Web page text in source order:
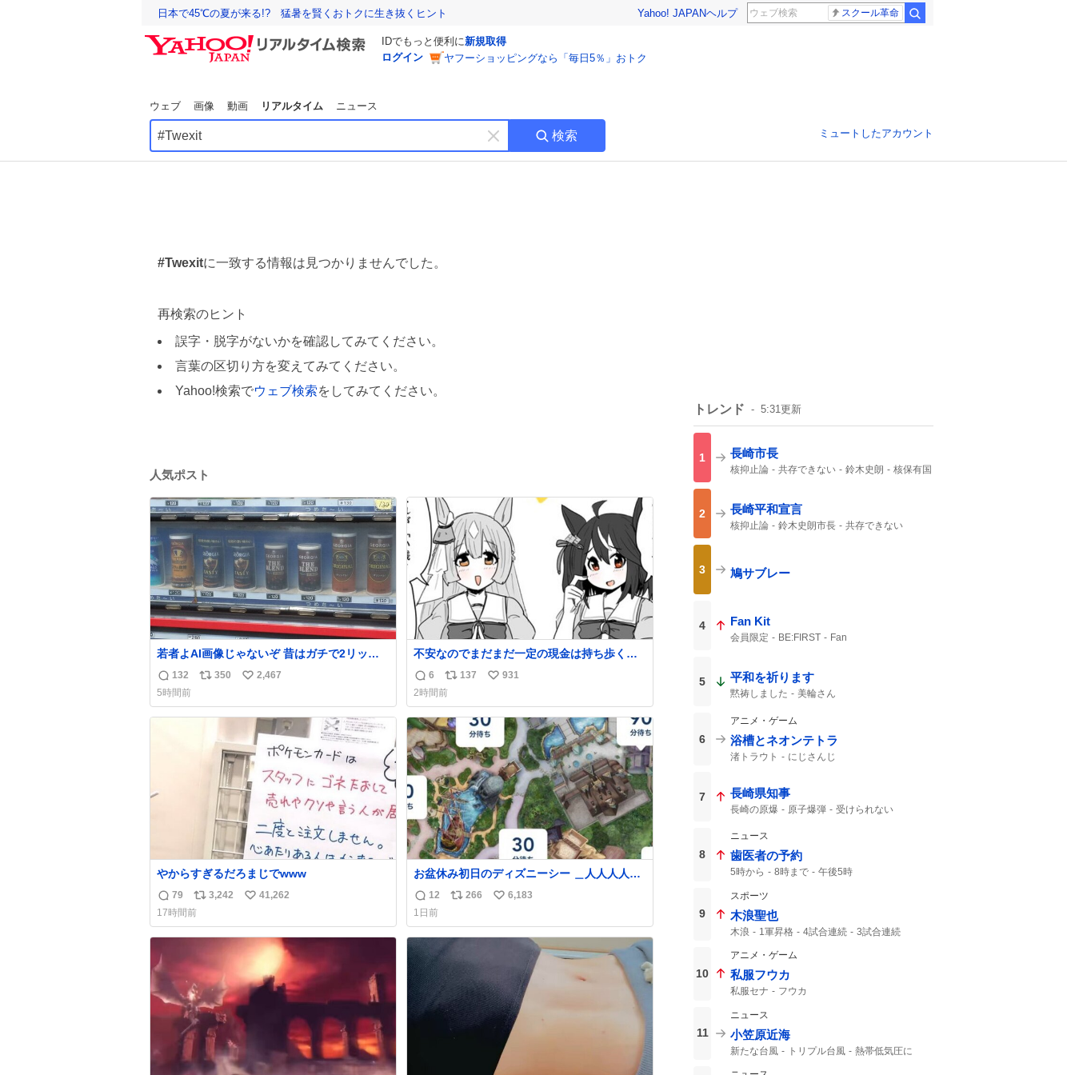
日本で45℃の夏が来る!? 猛暑を賢くおトクに生き抜くヒント Yahoo! JAPANヘルプ スクール革命
IDでもっと便利に新規取得
ログイン
ヤフーショッピングなら「毎日5％」おトク
ウェブ 画像 動画 リアルタイム ニュース
キ
ー
検索 ミュートしたアカウント
#Twexitに一致する情報は見つかりませんでした。
再検索のヒント
誤字・脱字がないかを確認してみてください。
言葉の区切り方を変えてみてください。
Yahoo!検索でウェブ検索をしてみてください。
人気ポスト
若者よAI画像じゃないぞ 昔はガチで2リット
ル売ってたんやでw
返
信
数
132
リ
ス
350
い
ね
数
2,467
5時間前
不安なのでまだまだ一定の現金は持ち歩く派
です。 #ウマ娘
返
信
数
6
リ
ポ
ス
ト
数
137
い
ね
数
931
2時間前
やからすぎるだろまじでwww
返
信
数
79
リ
ポ
ス
数
3,242
い
ね
数
41,262
17時間前
お盆休み初日のディズニーシー ＿人人人人人
返
信
数
12
リ
ス
266
い
ね
6,183
1日前
トレンド 5:31更新
1 長崎市長
核抑止論 共存できない 鈴木史朗
核保有国
2 長崎平和宣言
核抑止論 鈴木史朗市長
共存できない
3 鳩サブレー
4 Fan Kit
会員限定 BE:FIRST Fan
5 平和を祈ります
黙祷しました 美輪さん
6
アニメ・ゲーム
浴槽とネオンテトラ
渚トラウト にじさんじ
7 長崎県知事
長崎の原爆 原子爆弾
受けられない
8
ニュース
歯医者の予約
5時から 8時まで 午後5時
9
スポーツ
木浪聖也
木浪 1軍昇格 4試合連続 3試合連続
10
アニメ・ゲーム
私服フウカ
私服セナ フウカ
11
ニュース
小笠原近海
新たな台風 トリプル台風
熱帯低気圧に